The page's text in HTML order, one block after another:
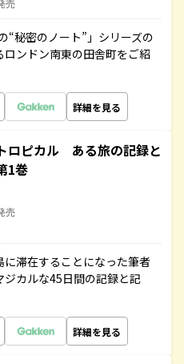
売
“秘密のノート”」シリーズの
ンドン南東の田舎町をご紹
詳細を見る
ロピカル ある旅の記録と
1巻
売
滞在することになった筆者
カルな45日間の記録と記
詳細を見る